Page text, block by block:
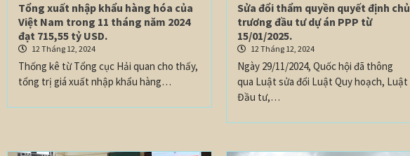
Tổng xuất nhập khẩu hàng hóa của
Việt Nam trong 11 tháng năm 2024
đạt 715,55 tỷ USD.
12 Tháng 12, 2024
Thống kê từ Tổng cục Hải quan cho thấy,
tổng trị giá xuất nhập khẩu hàng…
Sửa đổi thẩm quyền quyết định chủ
trương đầu tư dự án PPP từ
15/01/2025.
12 Tháng 12, 2024
Ngày 29/11/2024, Quốc hội đã thông
qua Luật sửa đổi Luật Quy hoạch, Luật
Đầu tư,…